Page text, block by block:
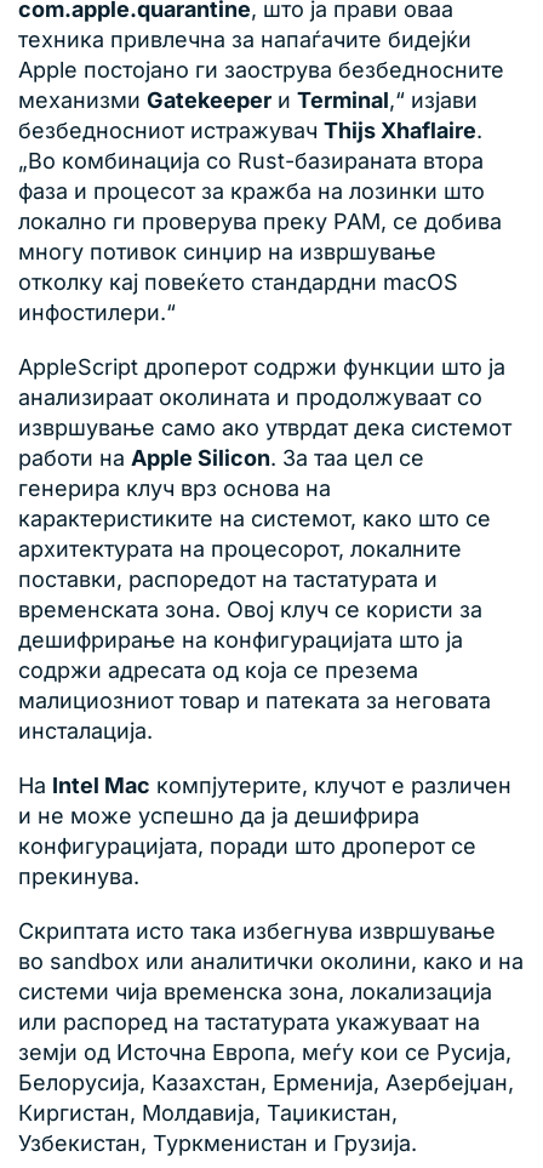
com.apple.quarantine, што ја прави оваа
техника привлечна за напаѓачите бидејќи
Apple постојано ги заострува безбедносните
механизми Gatekeeper и Terminal,“ изјави
безбедносниот истражувач Thijs Xhaflaire.
„Во комбинација со Rust-базираната втора
фаза и процесот за кражба на лозинки што
локално ги проверува преку PAM, се добива
многу потивок синџир на извршување
отколку кај повеќето стандардни macOS
инфостилери.“
AppleScript дроперот содржи функции што ја
анализираат околината и продолжуваат со
извршување само ако утврдат дека системот
работи на Apple Silicon. За таа цел се
генерира клуч врз основа на
карактеристиките на системот, како што се
архитектурата на процесорот, локалните
поставки, распоредот на тастатурата и
временската зона. Овој клуч се користи за
дешифрирање на конфигурацијата што ја
содржи адресата од која се презема
малициозниот товар и патеката за неговата
инсталација.
На Intel Mac компјутерите, клучот е различен
и не може успешно да ја дешифрира
конфигурацијата, поради што дроперот се
прекинува.
Скриптата исто така избегнува извршување
во sandbox или аналитички околини, како и на
системи чија временска зона, локализација
или распоред на тастатурата укажуваат на
земји од Источна Европа, меѓу кои се Русија,
Белорусија, Казахстан, Ерменија, Азербејџан,
Киргистан, Молдавија, Таџикистан,
Узбекистан, Туркменистан и Грузија.